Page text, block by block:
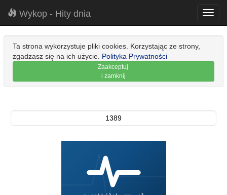
Wykop - Hity dnia
Ta strona wykorzystuje pliki cookies. Korzystając ze strony,
zgadzasz się na ich użycie. Polityka Prywatności
Zaakceptuj
i zamknij
1389